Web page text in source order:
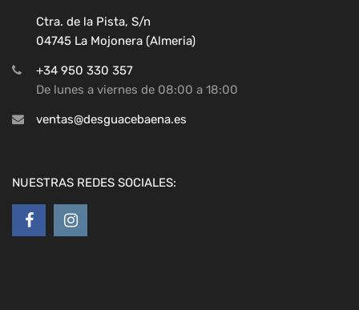
Ctra. de la Pista, S/n
04745 La Mojonera (Almeria)
+34 950 330 357
De lunes a viernes de 08:00 a 18:00
ventas@desguacebaena.es
NUESTRAS REDES SOCIALES: